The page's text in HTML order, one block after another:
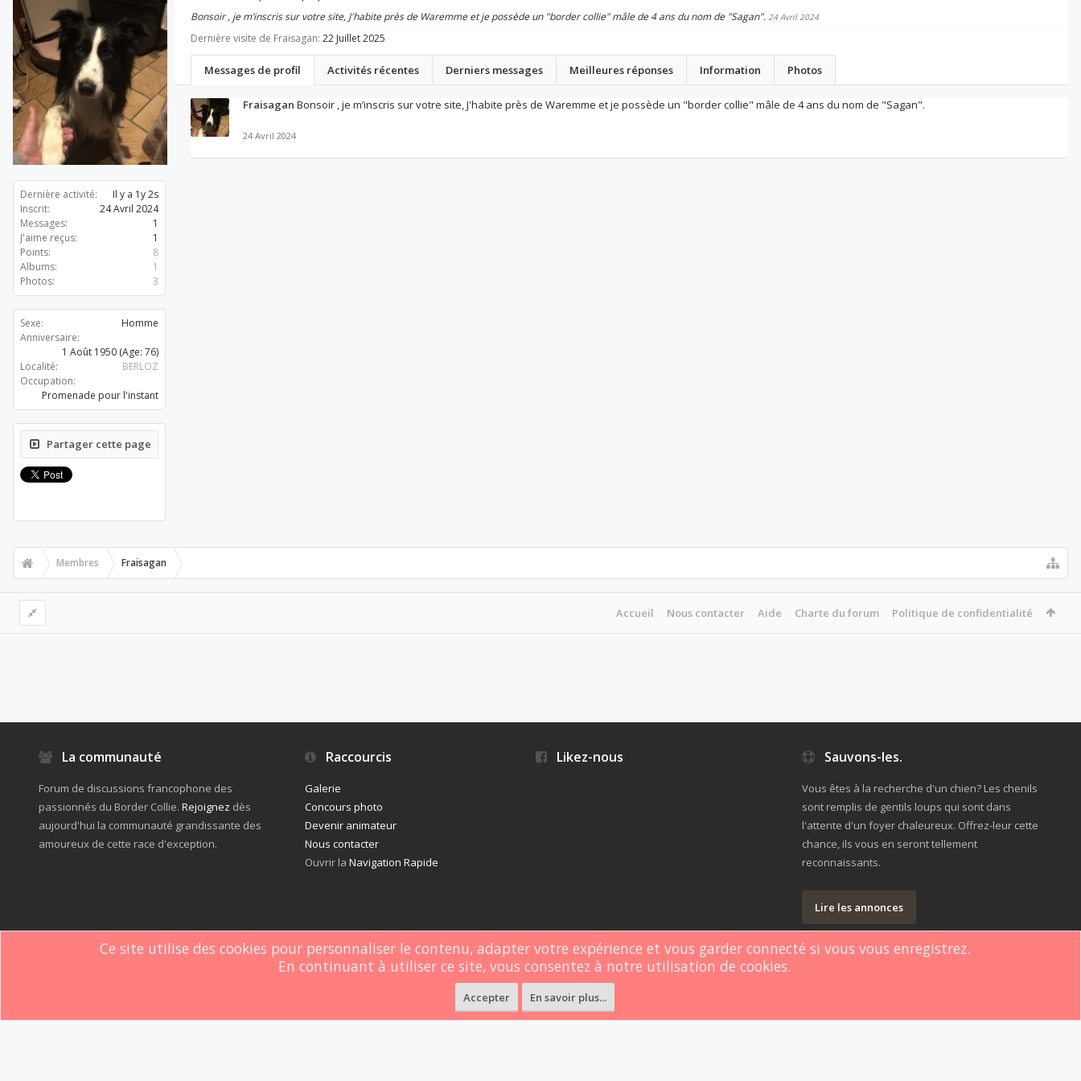
Dernière activité:
Il y a 1y 2s
Inscrit:
24 Avril 2024
Messages:
1
J'aime reçus:
1
Points:
8
Albums:
1
Photos:
3
Sexe:
Homme
Anniversaire:
1 Août 1950 (Age: 76)
Localité:
BERLOZ
Occupation:
Promenade pour l'instant
Partager cette page
Bonsoir , je m’inscris sur votre site, J'habite près de Waremme et je possède un "border collie" mâle de 4 ans du nom de "Sagan". 24 Avril 2024
Dernière visite de Fraisagan: 22 Juillet 2025
Messages de profil Activités récentes Derniers messages Meilleures réponses Information Photos
Fraisagan Bonsoir , je m’inscris sur votre site, J'habite près de Waremme et je possède un "border collie" mâle de 4 ans du nom de "Sagan".
24 Avril 2024
Membres Fraisagan
Accueil Nous contacter Aide Charte du forum Politique de confidentialité
La communauté
Forum de discussions francophone des
passionnés du Border Collie. Rejoignez dès
aujourd'hui la communauté grandissante des
amoureux de cette race d'exception.
Raccourcis
Galerie
Concours photo
Devenir animateur
Nous contacter
Ouvrir laNavigation Rapide
Likez-nous Sauvons-les.
Vous êtes à la recherche d'un chien? Les chenils
sont remplis de gentils loups qui sont dans
l'attente d'un foyer chaleureux. Offrez-leur cette
chance, ils vous en seront tellement
reconnaissants.
Lire les annonces
Webdomain.com.
Ce site utilise des cookies pour personnaliser le contenu, adapter votre expérience et vous garder connecté si vous vous enregistrez.
En continuant à utiliser ce site, vous consentez à notre utilisation de cookies.
Accepter En savoir plus...